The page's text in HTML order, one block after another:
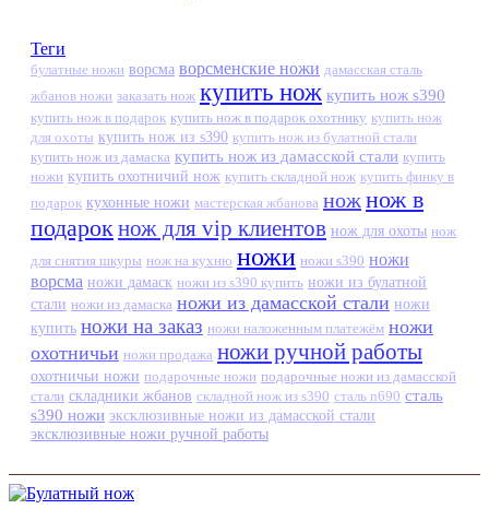
Теги
булатные ножи ворсма ворсменские ножи дамасская сталь
жбанов ножи заказать нож купить нож купить нож s390
купить нож в подарок купить нож в подарок охотнику купить нож
для охоты купить нож из s390 купить нож из булатной стали
купить нож из дамаска купить нож из дамасской стали купить
ножи купить охотничий нож купить складной нож купить финку в
подарок кухонные ножи мастерская жбанова ножнож в
подарок нож для vip клиентов нож для охоты нож
для снятия шкуры нож на кухню ножи ножи s390 ножи
ворсма ножи дамаск ножи из s390 купить ножи из булатной
стали ножи из дамаска ножи из дамасской стали ножи
купить ножи на заказ ножи наложенным платежём ножи
охотничьи ножи продажа ножи ручной работы
охотничьи ножи подарочные ножи подарочные ножи из дамасской
стали складники жбанов складной нож из s390 сталь n690 сталь
s390 ножи эксклюзивные ножи из дамасской стали
эксклюзивные ножи ручной работы